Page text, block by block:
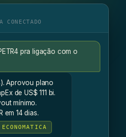
CONECTADO
pra ligação com o
Aprovou plano
de US$ 111 bi.
mínimo.
em 14 dias.